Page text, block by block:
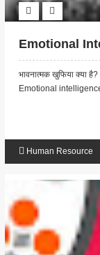
Emotional
भावनात्मक खुफिया क्या
Emotional
Human Resource